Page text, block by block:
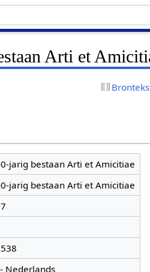
Arti et
jarig bestaan Arti et Amicitiae
jarig bestaan Arti et Amicitiae
Nederlands